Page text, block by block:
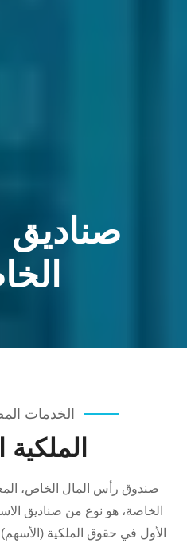
صناديق
الخدمات
صندوق رأس المال الخاص،
الخاصة، هو نوع من صناديق
الأول في حقوق الملكية